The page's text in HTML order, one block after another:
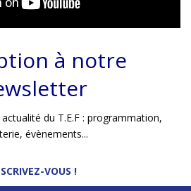
à notre
du T.E.F : programmation,
évènements...
VOUS !